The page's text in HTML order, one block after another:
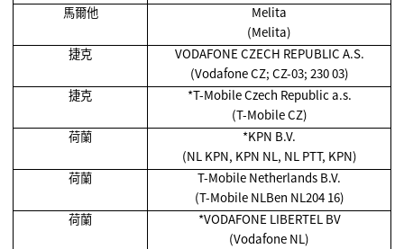
馬爾他
Melita
(Melita)
捷克
VODAFONE CZECH REPUBLIC A.S.
(Vodafone CZ; CZ-03; 230 03)
捷克
*T-Mobile Czech Republic a.s.
(T-Mobile CZ)
荷蘭
*KPN B.V.
(NL KPN, KPN NL, NL PTT, KPN)
荷蘭
T-Mobile Netherlands B.V.
(T-Mobile NLBen NL204 16)
荷蘭
*VODAFONE LIBERTEL BV
(Vodafone NL)